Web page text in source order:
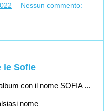
Nessun commento:
le Sofie
con il nome SOFIA ...
nome